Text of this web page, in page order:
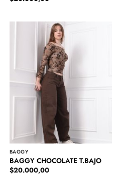
BAGGY
BAGGY CHOCOLATE T.BAJO
$20.000,00